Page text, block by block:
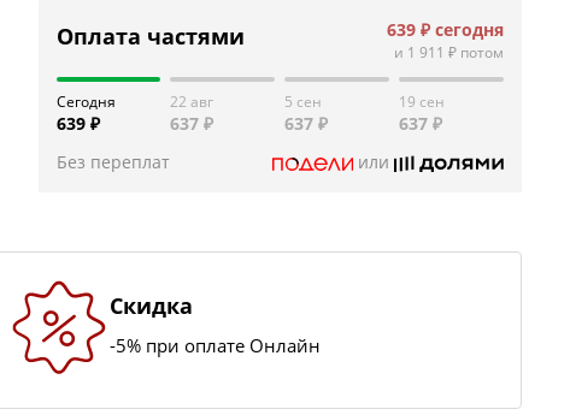
Оплата частями 639 ₽сегодня
и 1 911 ₽потом
Сегодня
639 ₽
22 авг
637 ₽
5 сен
637 ₽
19 сен
637 ₽
Без переплат
или
Скидка
-5% при оплате Онлайн